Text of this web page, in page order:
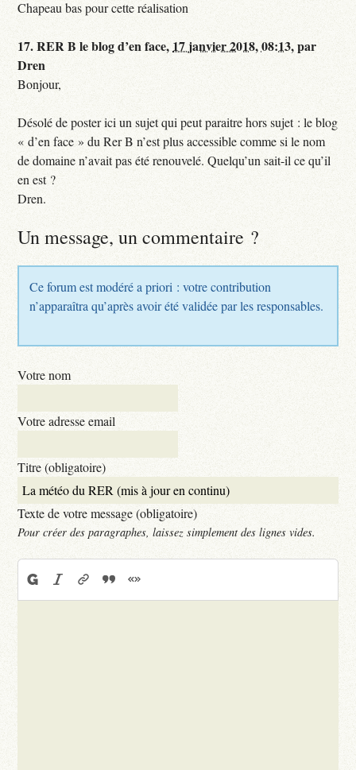
Chapeau bas pour cette réalisation
17.RER B le blog d’en face, 17 janvier 2018, 08:13,par
Dren
Bonjour,
Désolé de poster ici un sujet qui peut paraitre hors sujet : le blog
« d’en face » du Rer B n’est plus accessible comme si le nom
de domaine n’avait pas été renouvelé. Quelqu’un sait-il ce qu’il
en est ?
Dren.
Un message, un commentaire ?
Ce forum est modéré a priori : votre contribution
n’apparaîtra qu’après avoir été validée par les responsables.
Votre nom
Votre adresse email
Titre (obligatoire)
Texte de votre message (obligatoire)
Pour créer des paragraphes, laissez simplement des lignes vides.